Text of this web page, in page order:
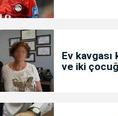
Ev kavgası
ve iki